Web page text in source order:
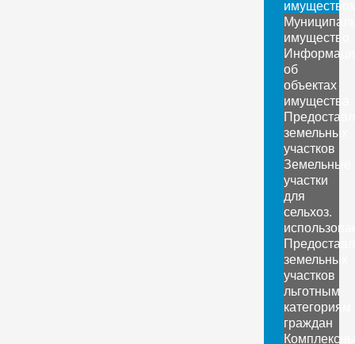
имущество
об
объектах
имущества
земельных
участков
Земельные
участки
для
сельхоз.
земельных
участков
льготным
категориям
граждан